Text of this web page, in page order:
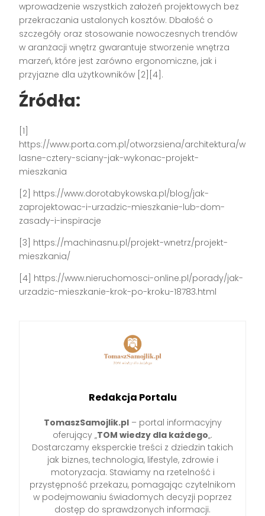
wprowadzenie wszystkich założeń projektowych bez
przekraczania ustalonych kosztów. Dbałość o
szczegóły oraz stosowanie nowoczesnych trendów
w aranżacji wnętrz gwarantuje stworzenie wnętrza
marzeń, które jest zarówno ergonomiczne, jak i
przyjazne dla użytkowników [2][4].
Źródła:
[1]
https://www.porta.com.pl/otworzsiena/architektura/w
lasne-cztery-sciany-jak-wykonac-projekt-
mieszkania
[2] https://www.dorotabykowska.pl/blog/jak-
zaprojektowac-i-urzadzic-mieszkanie-lub-dom-
zasady-i-inspiracje
[3] https://machinasnu.pl/projekt-wnetrz/projekt-
mieszkania/
[4] https://www.nieruchomosci-online.pl/porady/jak-
urzadzic-mieszkanie-krok-po-kroku-18783.html
Redakcja Portalu
TomaszSamojlik.pl– portal informacyjny
oferujący „TOM wiedzy dla każdego„.
Dostarczamy eksperckie treści z dziedzin takich
jak biznes, technologia, lifestyle, zdrowie i
motoryzacja. Stawiamy na rzetelność i
przystępność przekazu, pomagając czytelnikom
w podejmowaniu świadomych decyzji poprzez
dostęp do sprawdzonych informacji.